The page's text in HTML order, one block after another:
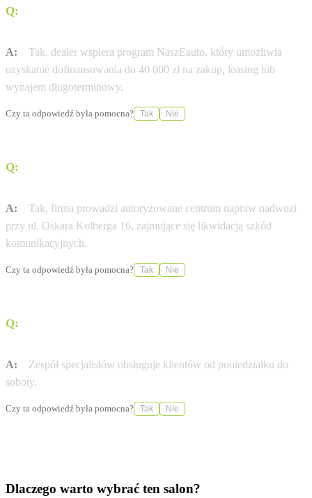
Q:
A:
Tak, dealer wspiera program NaszEauto, który umożliwia
uzyskanie dofinansowania do 40 000 zł na zakup, leasing lub
wynajem długoterminowy.
Czy ta odpowiedź była pomocna? Tak Nie
Q:
A:
Tak, firma prowadzi autoryzowane centrum napraw nadwozi
przy ul. Oskara Kolberga 16, zajmujące się likwidacją szkód
komunikacyjnych.
Czy ta odpowiedź była pomocna? Tak Nie
Q:
A:
Zespół specjalistów obsługuje klientów od poniedziałku do
soboty.
Czy ta odpowiedź była pomocna? Tak Nie
Dlaczego warto wybrać ten salon?